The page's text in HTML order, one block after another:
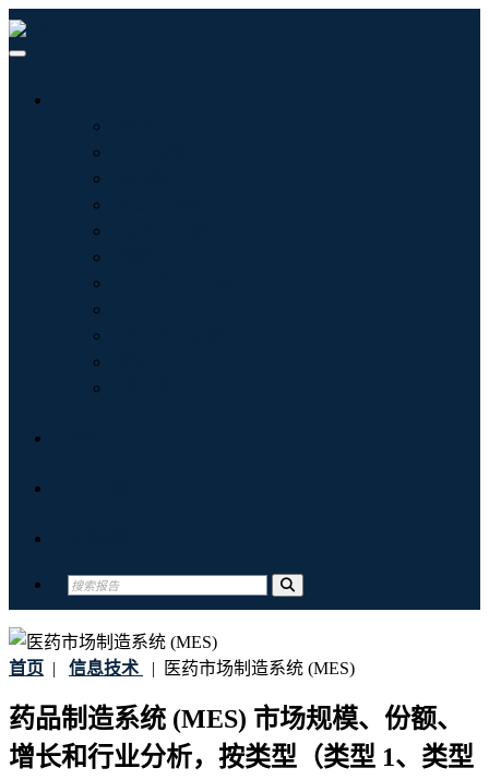
首页 | 信息技术 | 医药市场制造系统 (MES)
药品制造系统 (MES) 市场规模、份额、
增长和行业分析，按类型（类型 1、类型